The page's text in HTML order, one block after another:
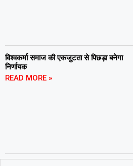
विश्वकर्मा समाज की एकजुटता से पिछड़ा बनेगा
निर्णायक
READ MORE »